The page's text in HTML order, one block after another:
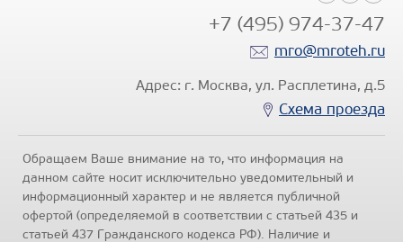
+7 (495) 974-37-47
mro@mroteh.ru
Адрес: г. Москва, ул. Расплетина, д.5
Схема проезда
Обращаем Ваше внимание на то, что информация на
данном сайте носит исключительно уведомительный и
информационный характер и не является публичной
офертой (определяемой в соответствии с статьей 435 и
статьей 437 Гражданского кодекса РФ). Наличие и